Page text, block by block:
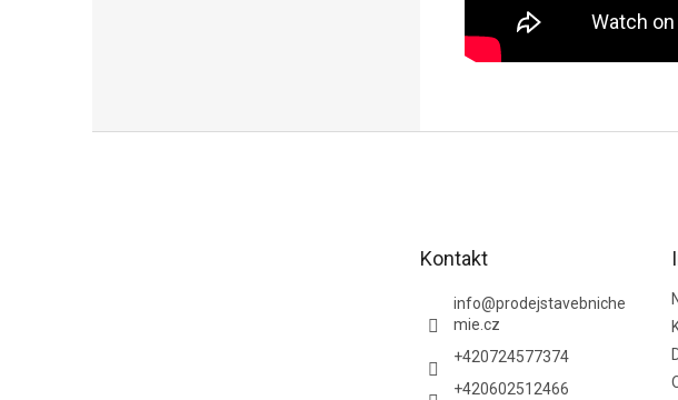
Kontakt
info@prodejstavebniche
mie.cz
+420724577374
+420602512466